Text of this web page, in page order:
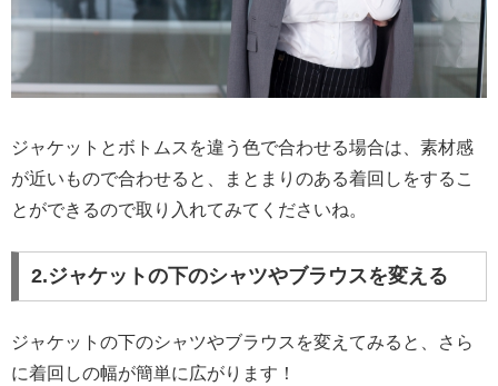
ジャケットとボトムスを違う色で合わせる場合は、素材感
が近いもので合わせると、まとまりのある着回しをするこ
とができるので取り入れてみてくださいね。
2.ジャケットの下のシャツやブラウスを変える
ジャケットの下のシャツやブラウスを変えてみると、さら
に着回しの幅が簡単に広がります！